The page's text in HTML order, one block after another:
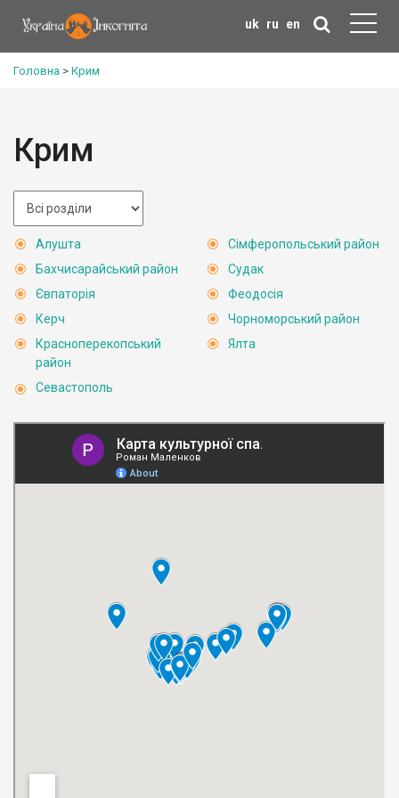
uk ru en
Головна > Крим
Крим
Алушта
Бахчисарайський район
Євпаторія
Керч
Красноперекопський
район
Севастополь
Сімферопольський район
Судак
Феодосія
Чорноморський район
Ялта